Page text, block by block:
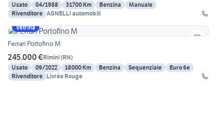
Usato
04/1988 31700 Km Benzina
Manuale
Rivenditore AGNELLI automobili
Vetrina
Ferrari Portofino M
245.000 €Rimini(RN)
Usato
09/2022 18000 Km Benzina Sequenziale
Euro 6e
Rivenditore Livrée Rouge